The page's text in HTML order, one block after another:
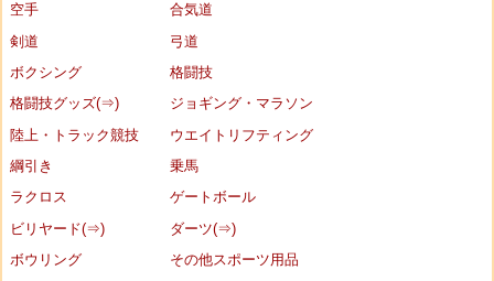
空手
合気道
剣道
弓道
ボクシング
格闘技
格闘技グッズ(⇒)
ジョギング・マラソン
陸上・トラック競技
ウエイトリフティング
綱引き
乗馬
ラクロス
ゲートボール
ビリヤード(⇒)
ダーツ(⇒)
ボウリング
その他スポーツ用品